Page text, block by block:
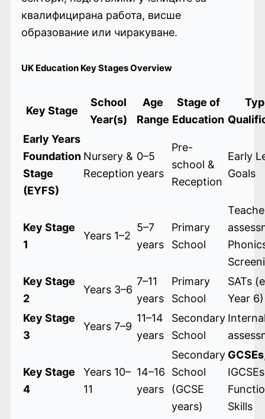
квалифицирана работа, висше
образование или чиракуване.
UK Education Key Stages Overview
Key Stage
School
Year(s)
Age
Range
Stage of
Education
Early Years
Foundation
Stage
(EYFS)
Nursery &
Reception
0–5
years
Pre-
school &
Reception
Early
Goals
Key Stage
1
Years 1–2
5–7
years
Primary
School
Key Stage
2
Years 3–6
7–11
years
Primary
School
SATs
Year 6)
Key Stage
3
Years 7–9
11–14
years
Secondary
School
Key Stage
4
Years 10–
11
14–16
years
Secondary
School
(GCSE
years)
GCSEs
Skills